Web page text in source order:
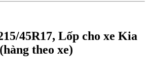
45R17, Lốp cho xe Kia
theo xe)